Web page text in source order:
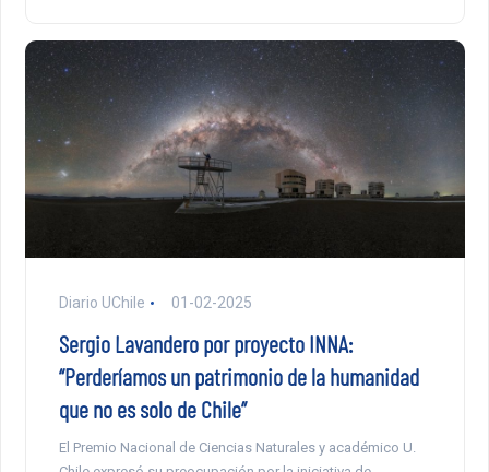
Diario UChile 01-02-2025
Sergio Lavandero por proyecto INNA:
“Perderíamos un patrimonio de la humanidad
que no es solo de Chile”
El Premio Nacional de Ciencias Naturales y académico U.